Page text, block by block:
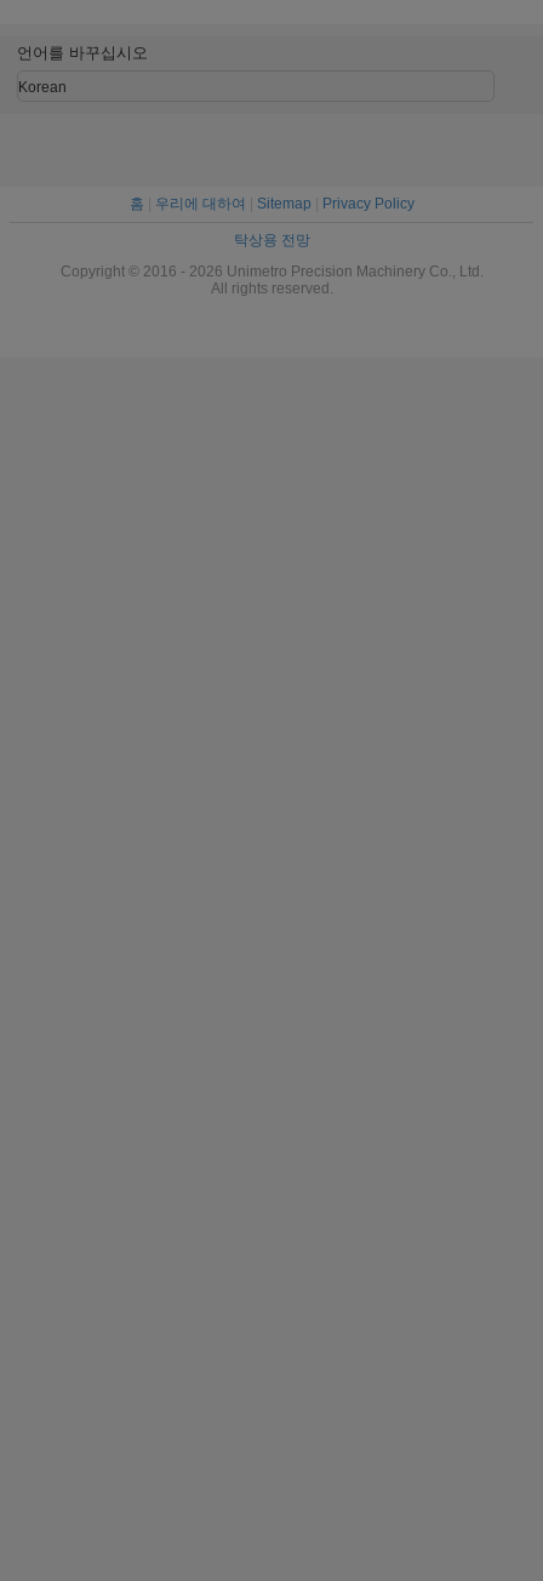
언어를 바꾸십시오
Korean
홈 우리에 대하여 Sitemap Privacy Policy
탁상용 전망
Copyright © 2016 - 2026 Unimetro Precision Machinery Co., Ltd.
All rights reserved.